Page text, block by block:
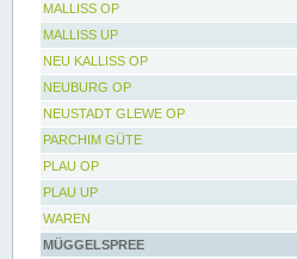
MALLISS OP
MALLISS UP
NEU KALLISS OP
NEUBURG OP
NEUSTADT GLEWE OP
PARCHIM GÜTE
PLAU OP
PLAU UP
WAREN
MÜGGELSPREE